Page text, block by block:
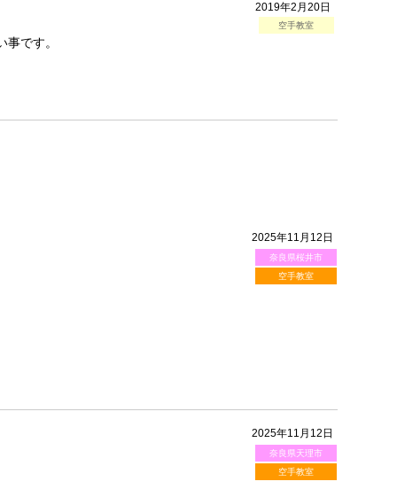
2019年2月20日
空手教室
です。
2025年11月12日
奈良県桜井市
空手教室
2025年11月12日
奈良県天理市
空手教室